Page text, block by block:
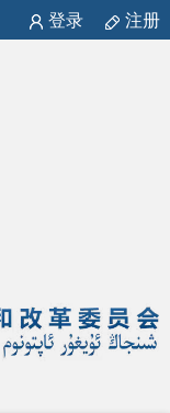
登录 注册